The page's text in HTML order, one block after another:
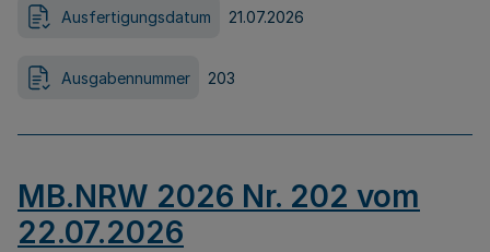
Ausfertigungsdatum 21.07.2026
Ausgabennummer 203
MB.NRW 2026 Nr. 202 vom
22.07.2026